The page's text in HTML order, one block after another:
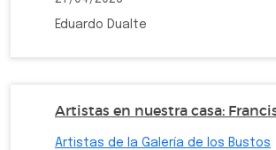
Eduardo Dualte
Artistas en nuestra casa:
Artistas de la Galería de los Bustos